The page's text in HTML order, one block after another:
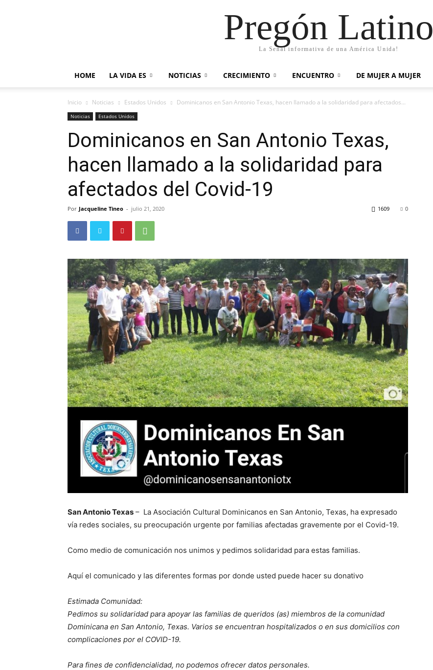
Pregón Latino
La Señal informativa de una América Unida!
HOME LA VIDA ES NOTICIAS CRECIMIENTO ENCUENTRO DE MUJER A MUJER
Inicio Noticias Estados Unidos Dominicanos en San Antonio Texas, hacen llamado a la solidaridad para afectados...
Noticias Estados Unidos
Dominicanos en San Antonio Texas,
hacen llamado a la solidaridad para
afectados del Covid-19
Por Jacqueline Tineo - julio 21, 2020 0
1609
San Antonio Texas – La Asociación Cultural Dominicanos en San Antonio, Texas, ha expresado
vía redes sociales, su preocupación urgente por familias afectadas gravemente por el Covid-19.
Como medio de comunicación nos unimos y pedimos solidaridad para estas familias.
Aquí el comunicado y las diferentes formas por donde usted puede hacer su donativo
Estimada Comunidad:
Pedimos su solidaridad para apoyar las familias de queridos (as) miembros de la comunidad
Dominicana en San Antonio, Texas. Varios se encuentran hospitalizados o en sus domicilios con
complicaciones por el COVID-19.
Para fines de confidencialidad, no podemos ofrecer datos personales.